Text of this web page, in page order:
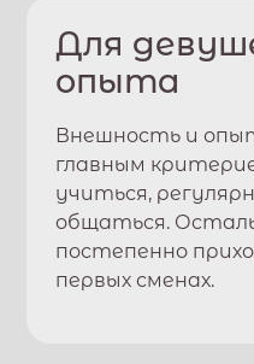
Для
опыта
Внешность и
главным
учиться,
общаться.
постепенно
первых сменах.